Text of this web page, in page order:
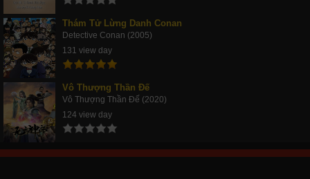
Thám Tử Lừng Danh Conan
Detective Conan (2005)
131 view day
Vô Thượng Thần Đế
Vô Thượng Thần Đế (2020)
124 view day